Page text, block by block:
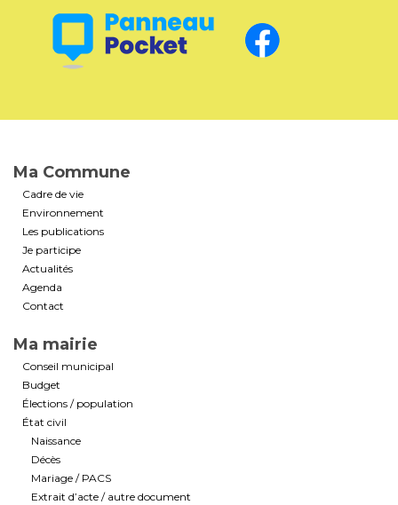
Ma Commune
Cadre de vie
Environnement
Les publications
Je participe
Actualités
Agenda
Contact
Ma mairie
Conseil municipal
Budget
Élections / population
État civil
Naissance
Décès
Mariage / PACS
Extrait d’acte / autre document